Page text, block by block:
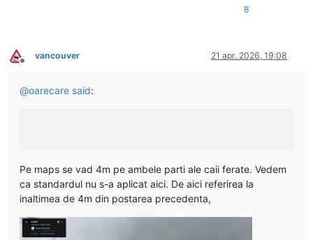
8
Deconectat
vancouver 21 apr. 2026, 19:08
@oarecare said:
Pe maps se vad 4m pe ambele parti ale caii ferate. Vedem
ca standardul nu s-a aplicat aici. De aici referirea la
inaltimea de 4m din postarea precedenta,